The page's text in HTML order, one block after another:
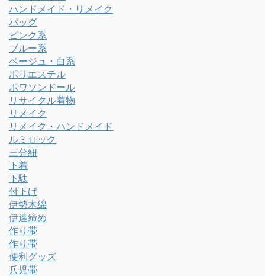
ハンドメイド・リメイク
バッグ
ピンク系
ブルー系
ベージュ・白系
ポリエステル
ポワソンドール
リサイクル着物
リメイク
リメイク・ハンドメイド
ルミロック
三分紐
下着
下駄
付下げ
伊勢木綿
伊達締め
作り帯
作り帯
便利グッズ
兵児帯